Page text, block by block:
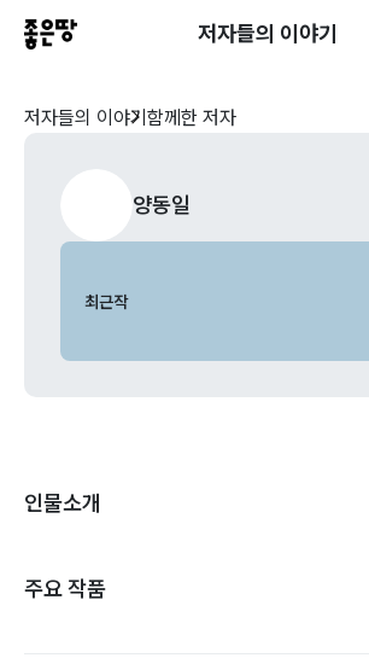
저자들의 이야기
저자들의 이야기 함께한 저자
양동일
최근작
인물소개
주요 작품